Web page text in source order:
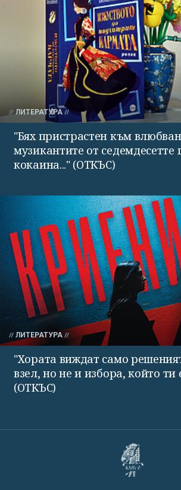
ЛИТЕРАТУРА
"Бях пристрастен към
музикантите от
кокаина..." (ОТКЪС)
ЛИТЕРАТУРА
"Хората виждат само
взел, но не и избора, който
(ОТКЪС)